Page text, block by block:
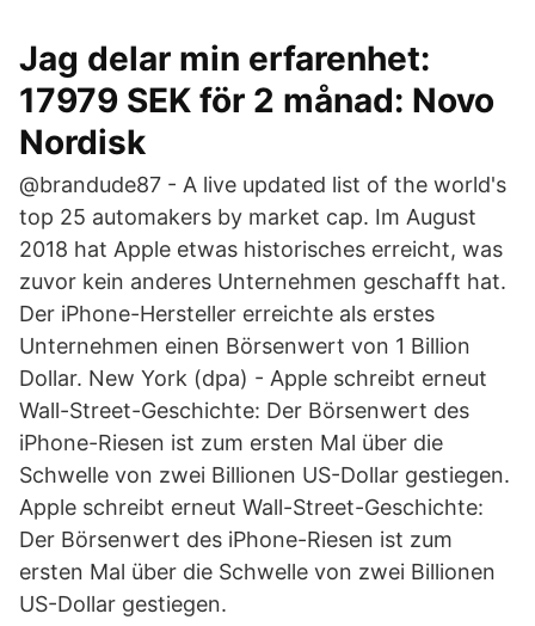
Jag delar min erfarenhet:
17979 SEK för 2 månad: Novo
Nordisk
@brandude87 - A live updated list of the world's
top 25 automakers by market cap. Im August
2018 hat Apple etwas historisches erreicht, was
zuvor kein anderes Unternehmen geschafft hat.
Der iPhone-Hersteller erreichte als erstes
Unternehmen einen Börsenwert von 1 Billion
Dollar. New York (dpa) - Apple schreibt erneut
Wall-Street-Geschichte: Der Börsenwert des
iPhone-Riesen ist zum ersten Mal über die
Schwelle von zwei Billionen US-Dollar gestiegen.
Apple schreibt erneut Wall-Street-Geschichte:
Der Börsenwert des iPhone-Riesen ist zum
ersten Mal über die Schwelle von zwei Billionen
US-Dollar gestiegen.